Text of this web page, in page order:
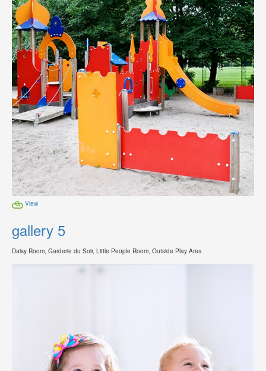
View
gallery 5
Daisy Room, Garderie du Soir, Little People Room, Outside Play Area